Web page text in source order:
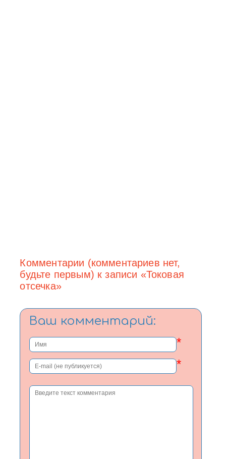
Комментарии (комментариев нет,
будьте первым) к записи «Токовая
отсечка»
Ваш комментарий:
*
*